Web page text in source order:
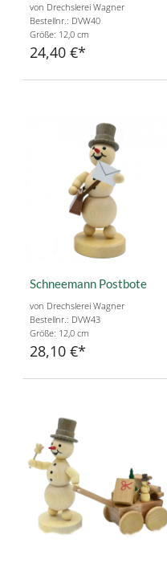
von Drechslerei Wagner
Bestellnr.: DVW40
Größe: 12,0 cm
24,40 €
Schneemann Postbote
von Drechslerei Wagner
Bestellnr.: DVW43
Größe: 12,0 cm
28,10 €